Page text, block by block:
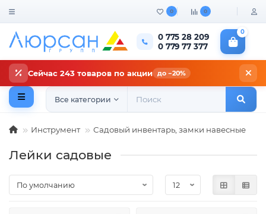
0 0
0 775 28 209
0 779 77 377
0
Сейчас 243 товаров по акции до −20%
Все категории
Инструмент Садовый инвентарь, замки навесные
Лейки садовые